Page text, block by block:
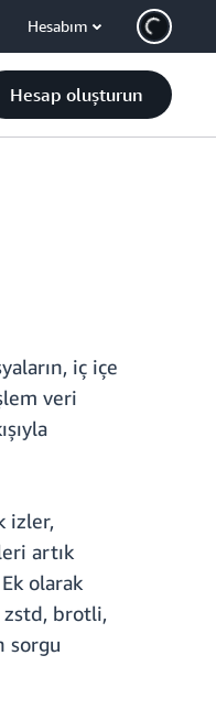
Hesabım
Hesap oluşturun
iç içe
veri
izler,
artık
olarak
zstd, brotli,
sorgu